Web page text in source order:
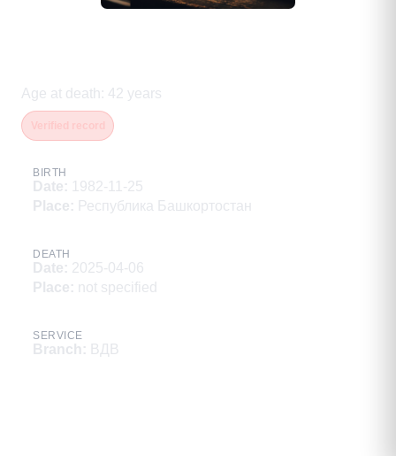
Age at death : 42 years
BIRTH
Date: 1982-11-25
Place: Республика Башкортостан
DEATH
Date: 2025-04-06
Place: not specified
SERVICE
Branch : ВДВ